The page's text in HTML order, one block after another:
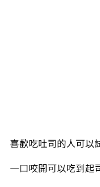
喜歡吃吐司的人可以
一口咬開可以吃到起